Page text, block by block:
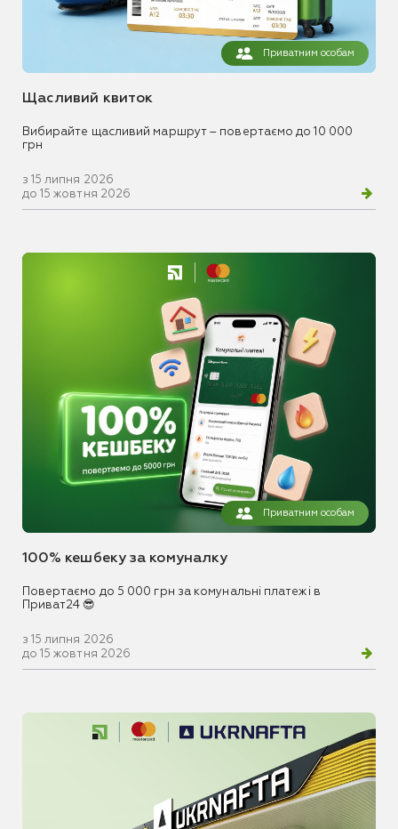
Приватним особам
Щасливий квиток
Вибирайте щасливий маршрут – повертаємо до 10 000
грн
з 15 липня 2026
до 15 жовтня 2026
Приватним особам
100% кешбеку за комуналку
Повертаємо до 5 000 грн за комунальні платежі в
Приват24 😎
з 15 липня 2026
до 15 жовтня 2026